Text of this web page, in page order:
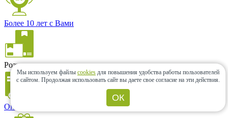
Более 10 лет с Вами
Розница и опт
Оперативная доставка
Мы используем файлы cookies для повышения удобства работы пользователей
с сайтом. Продолжая использовать сайт вы даете свое согласие на эти действия.
ОК